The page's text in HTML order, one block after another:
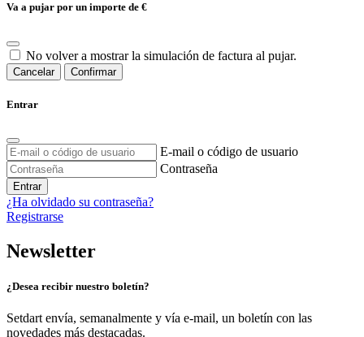
Va a pujar por un importe de €
No volver a mostrar la simulación de factura al pujar.
Cancelar Confirmar
Entrar
E-mail o código de usuario
Contraseña
Entrar
¿Ha olvidado su contraseña?
Registrarse
Newsletter
¿Desea recibir nuestro boletín?
Setdart envía, semanalmente y vía e-mail, un boletín con las
novedades más destacadas.